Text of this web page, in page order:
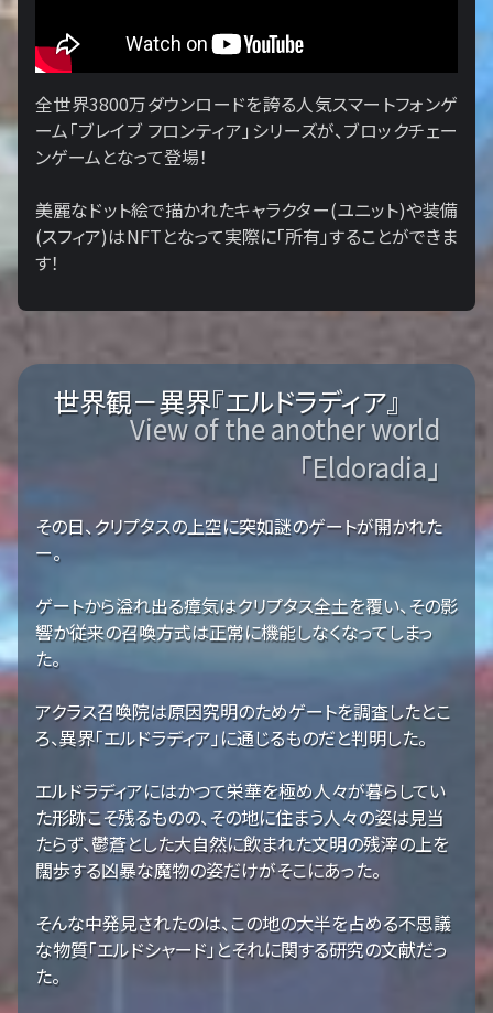
全世界3800万ダウンロードを誇る人気スマートフォンゲ
ーム「ブレイブ フロンティア」シリーズが、ブロックチェー
ンゲームとなって登場！
美麗なドット絵で描かれたキャラクター(ユニット)や装備
(スフィア)はNFTとなって実際に「所有」することができま
す！
世界観－異界『エルドラディア』
View of the another world
「Eldoradia」
その日、クリプタスの上空に突如謎のゲートが開かれた
ー。
ゲートから溢れ出る瘴気はクリプタス全土を覆い、その影
響か従来の召喚方式は正常に機能しなくなってしまっ
た。
アクラス召喚院は原因究明のためゲートを調査したとこ
ろ、異界「エルドラディア」に通じるものだと判明した。
エルドラディアにはかつて栄華を極め人々が暮らしてい
た形跡こそ残るものの、その地に住まう人々の姿は見当
たらず、鬱蒼とした大自然に飲まれた文明の残滓の上を
闊歩する凶暴な魔物の姿だけがそこにあった。
そんな中発見されたのは、この地の大半を占める不思議
な物質「エルドシャード」とそれに関する研究の文献だっ
た。